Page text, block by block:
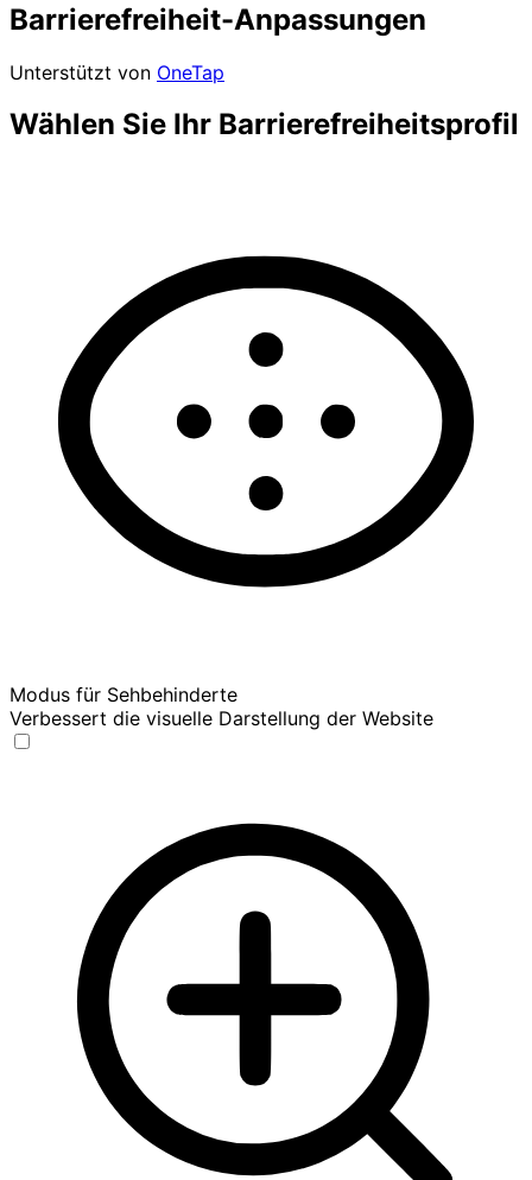
Barrierefreiheit-Anpassungen
Unterstützt von OneTap
Wählen Sie Ihr Barrierefreiheitsprofil
Modus für Sehbehinderte
Verbessert die visuelle Darstellung der Website